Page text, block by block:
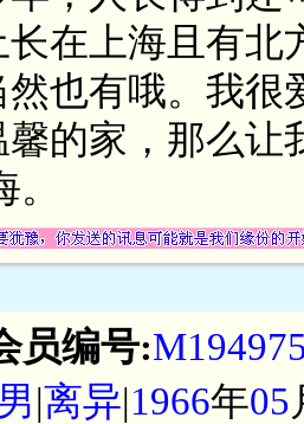
在上海且有北
然也有哦。我
的家，那么让
员编号:
男|离异|1966年05